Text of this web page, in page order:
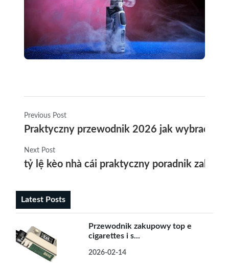
Previous Post
Praktyczny przewodnik 2026 jak wybrać
Next Post
tỷ lệ kèo nhà cái praktyczny poradnik
Latest Posts
Przewodnik zakupowy top e
cigarettes i s...
2026-02-14